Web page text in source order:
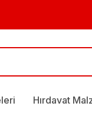
Hırdavat